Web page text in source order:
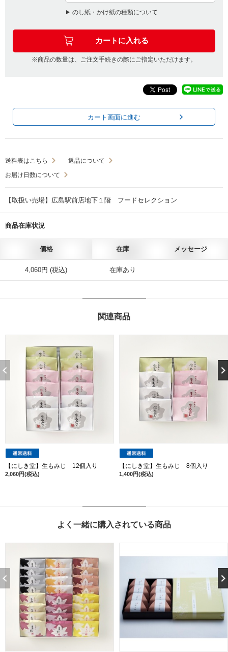
のし紙・かけ紙の種類について
※商品の数量は、ご注文手続きの際にご指定いただけます。
カート画面に進む
送料表はこちら
返品について
お届け日数について
【取扱い売場】広島駅前店地下１階 フードセレクション
商品在庫状況
価格 在庫 メッセージ
4,060円 (税込) 在庫あり
関連商品
【にしき堂】生もみじ 12個入り
2,060円(税込)
【にしき堂】生もみじ 8個入り
1,400円(税込)
よく一緒に購入されている商品